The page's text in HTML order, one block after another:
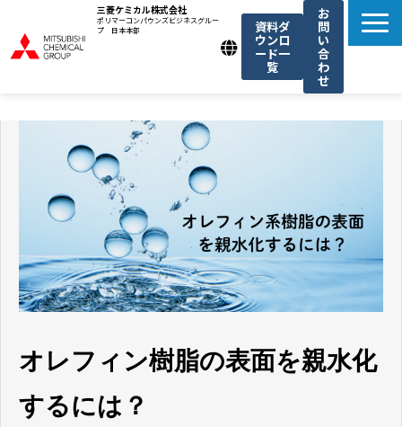
三菱ケミカル株式会社
ポリマーコンパウンズビジネスグルー
プ 日本本部
資料ダ
ウンロ
ード一
覧
お
問
い
合
わ
せ
我々の強み
用途例一覧
機能・トレンド記事一覧
お知らせ
オレフィン樹脂の表面を親水化
するには？